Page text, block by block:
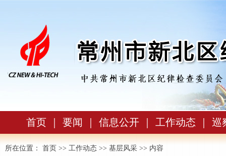
首页 要闻 信息公开 工作动态 巡
所在位置： 首页 >> 工作动态 >> 基层风采 >> 内容